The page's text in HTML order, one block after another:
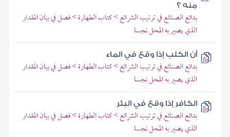
منه ؟
بدائع الصنائع في ترتيب الشرائع > كتاب الطهارة > فصل في بيان المقدار
الذي يصير به المحل نجسا
أن الكلب إذا وقع في الماء
بدائع الصنائع في ترتيب الشرائع > كتاب الطهارة > فصل في بيان المقدار
الذي يصير به المحل نجسا
الكافر إذا وقع في البئر
بدائع الصنائع في ترتيب الشرائع > كتاب الطهارة > فصل في بيان المقدار
الذي يصير به المحل نجسا